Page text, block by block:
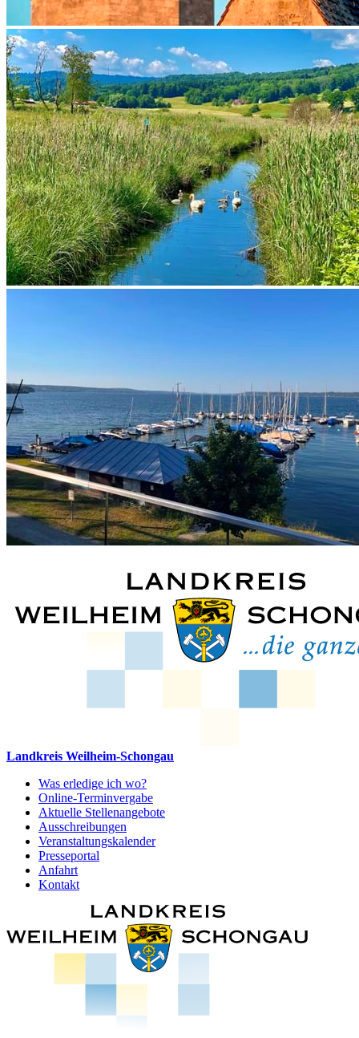
Landkreis Weilheim-Schongau
Was erledige ich wo?
Online-Terminvergabe
Aktuelle Stellenangebote
Ausschreibungen
Veranstaltungskalender
Presseportal
Anfahrt
Kontakt